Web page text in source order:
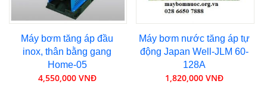
Máy bơm tăng áp đầu
inox, thân bằng gang
Home-05
4,550,000 VNĐ
Máy bơm nước tăng áp tự
động Japan Well-JLM 60-
128A
1,820,000 VNĐ